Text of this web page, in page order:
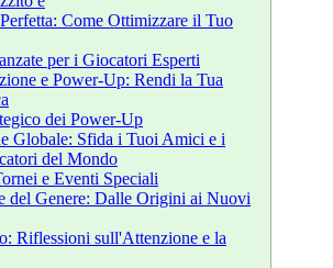
Come Ottimizzare il Tuo
per i Giocatori Esperti
e Power-Up: Rendi la Tua
dei Power-Up
Globale: Sfida i Tuoi Amici e i
del Mondo
e Eventi Speciali
del Genere: Dalle Origini ai Nuovi
Riflessioni sull'Attenzione e la